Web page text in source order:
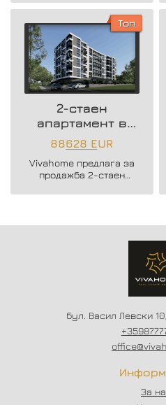
жилищна сграда в жк.
Владислав Варненчик.
Топ
2-стаен
апартамент в
нова жилищна
сграда
88628 EUR
Vivahome предлага за
продажба 2-стаен
жилищна сграда в жк.
бул. Васил Левски
За